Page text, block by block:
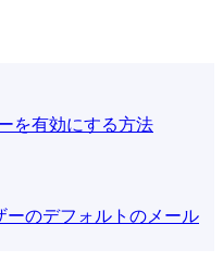
を有効にする方法
ーのデフォルトのメール